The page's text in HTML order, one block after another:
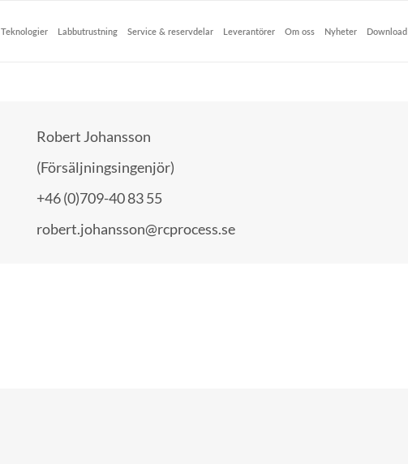
Teknologier Labbutrustning Service & reservdelar Leverantörer Om oss Nyheter Download
Robert Johansson
(Försäljningsingenjör)
+46 (0)709-40 83 55
robert.johansson@rcprocess.se